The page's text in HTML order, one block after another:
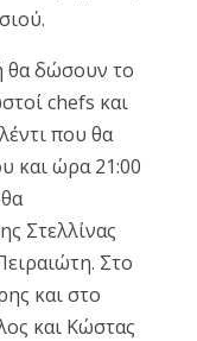
θα δώσουν το
chefs και
που θα
και ώρα 21:00
Στελλίνας
Στο
και στο
και Κώστας